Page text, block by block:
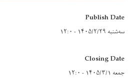
Publish Date
سه‌شنبه ۱۴۰۵/۲/۲۹ - ۱۲:۰
Closing Date
جمعه ۱۴۰۵/۳/۱ - ۱۲:۰